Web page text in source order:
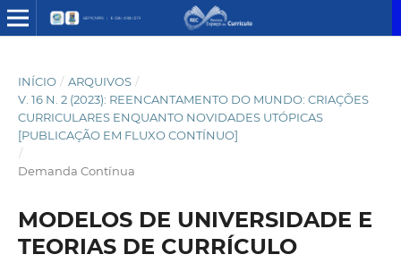
INÍCIO / ARQUIVOS /
V. 16 N. 2 (2023): REENCANTAMENTO DO MUNDO: CRIAÇÕES
CURRICULARES ENQUANTO NOVIDADES UTÓPICAS
[PUBLICAÇÃO EM FLUXO CONTÍNUO]
/
Demanda Contínua
MODELOS DE UNIVERSIDADE E
TEORIAS DE CURRÍCULO